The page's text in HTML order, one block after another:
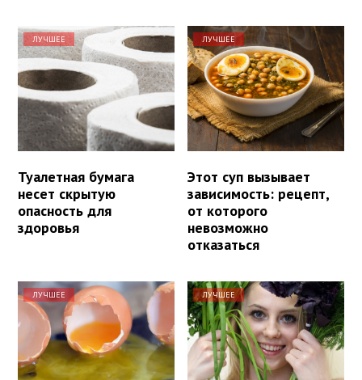
ЛУЧШЕЕ
Туалетная бумага
несет скрытую
опасность для
здоровья
ЛУЧШЕЕ
Этот суп вызывает
зависимость: рецепт,
от которого
невозможно
отказаться
ЛУЧШЕЕ ЛУЧШЕЕ